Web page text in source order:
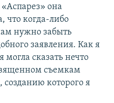
она
что когда-либо
нужно забыть
заявления. Как я
могла сказать нечто
съемкам
которого я